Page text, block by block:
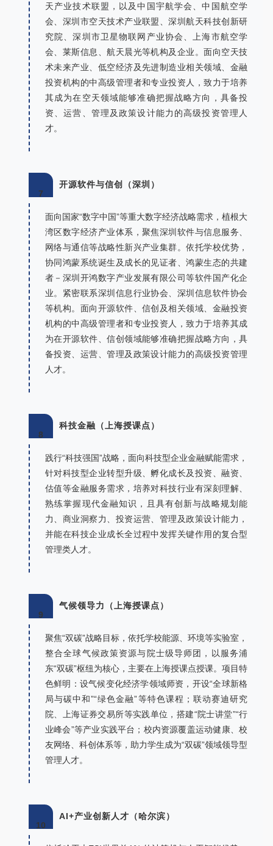
天产业技术联盟，以及中国宇航学会、中国航空学
会、深圳市空天技术产业联盟、深圳航天科技创新研
究院、深圳市卫星物联网产业协会、上海市航空学
会、莱斯信息、航天晨光等机构及企业。面向空天技
术未来产业、低空经济及先进制造业相关领域、金融
投资机构的中高级管理者和专业投资人，致力于培养
其成为在空天领域能够准确把握战略方向，具备投
资、运营、管理及政策设计能力的高级投资管理人
才。
7
开源软件与信创（深圳）
面向国家“数字中国”等重大数字经济战略需求，植根大
湾区数字经济产业体系，聚焦深圳软件与信息服务、
网络与通信等战略性新兴产业集群。依托学校优势，
协同鸿蒙系统诞生及成长的见证者、鸿蒙生态的共建
者－深圳开鸿数字产业发展有限公司等软件国产化企
业。紧密联系深圳信息行业协会、深圳信息软件协会
等机构。面向开源软件、信创及相关领域、金融投资
机构的中高级管理者和专业投资人，致力于培养其成
为在开源软件、信创领域能够准确把握战略方向，具
备投资、运营、管理及政策设计能力的高级投资管理
人才。
8
科技金融（上海授课点）
践行“科技强国”战略，面向科技型企业金融赋能需求，
针对科技型企业转型升级、孵化成长及投资、融资、
估值等金融服务需求，培养对科技行业有深刻理解、
熟练掌握现代金融知识，且具有创新与战略规划能
力、商业洞察力、投资运营、管理及政策设计能力，
并能在科技企业成长全过程中发挥关键作用的复合型
管理类人才。
9
气候领导力（上海授课点）
聚焦“双碳”战略目标，依托学校能源、环境等实验室，
整合全球气候政策资源与院士级导师团，以服务浦
东“双碳”枢纽为核心，主要在上海授课点授课。项目特
色鲜明：设气候变化经济学领域师资，开设“全球新格
局与碳中和”“绿色金融”等特色课程；联动赛迪研究
院、上海证券交易所等实践单位，搭建“院士讲堂”“行
业峰会”等产业实践平台；校内资源覆盖运动健康、校
友网络、科创体系等，助力学生成为“双碳”领域领导型
管理人才。
10
AI+产业创新人才（哈尔滨）